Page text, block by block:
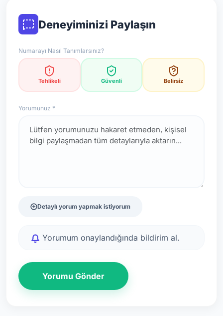
resmi doğrulama niteliği taşımaz.
*Not: Değerlendirmeler onaylı kullanıcı yorumlarına göre
güncellenir.
Deneyiminizi Paylaşın
Numarayı Nasıl Tanımlarsınız?
Tehlikeli Güvenli Belirsiz
Yorumunuz *
Detaylı yorum yapmak istiyorum
Yorumum onaylandığında bildirim al.
Yorumu Gönder